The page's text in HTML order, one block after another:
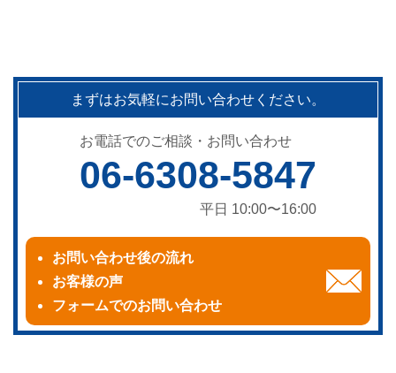
まずはお気軽にお問い合わせください。
お電話でのご相談・お問い合わせ
06-6308-5847
平日 10:00〜16:00
お問い合わせ後の流れ
お客様の声
フォームでのお問い合わせ